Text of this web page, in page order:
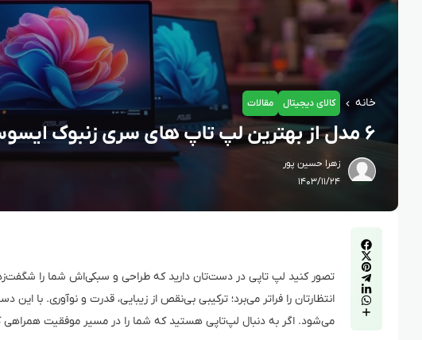
خانه کالای دیجیتال مقالات
۶ مدل از بهترین لپ تاپ های سری زنبوک ایسوس
زهرا حسین پور
۱۴۰۳/۱۱/۲۴
تصور کنید لپ‌ تاپی در دست‌تان دارید که طراحی و سبکی‌اش شما را
انتظارتان را فراتر می‌برد؛ ترکیبی بی‌نقص از زیبایی، قدرت و نوآوری. با
می‌شود. اگر به دنبال لپ‌تاپی هستید که شما را در مسیر موفقیت همراهی